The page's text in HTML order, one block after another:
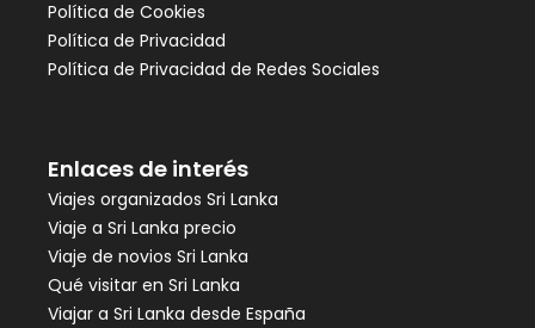
Política de Cookies
Política de Privacidad
Política de Privacidad de Redes Sociales
Enlaces de interés
Viajes organizados Sri Lanka
Viaje a Sri Lanka precio
Viaje de novios Sri Lanka
Qué visitar en Sri Lanka
Viajar a Sri Lanka desde España